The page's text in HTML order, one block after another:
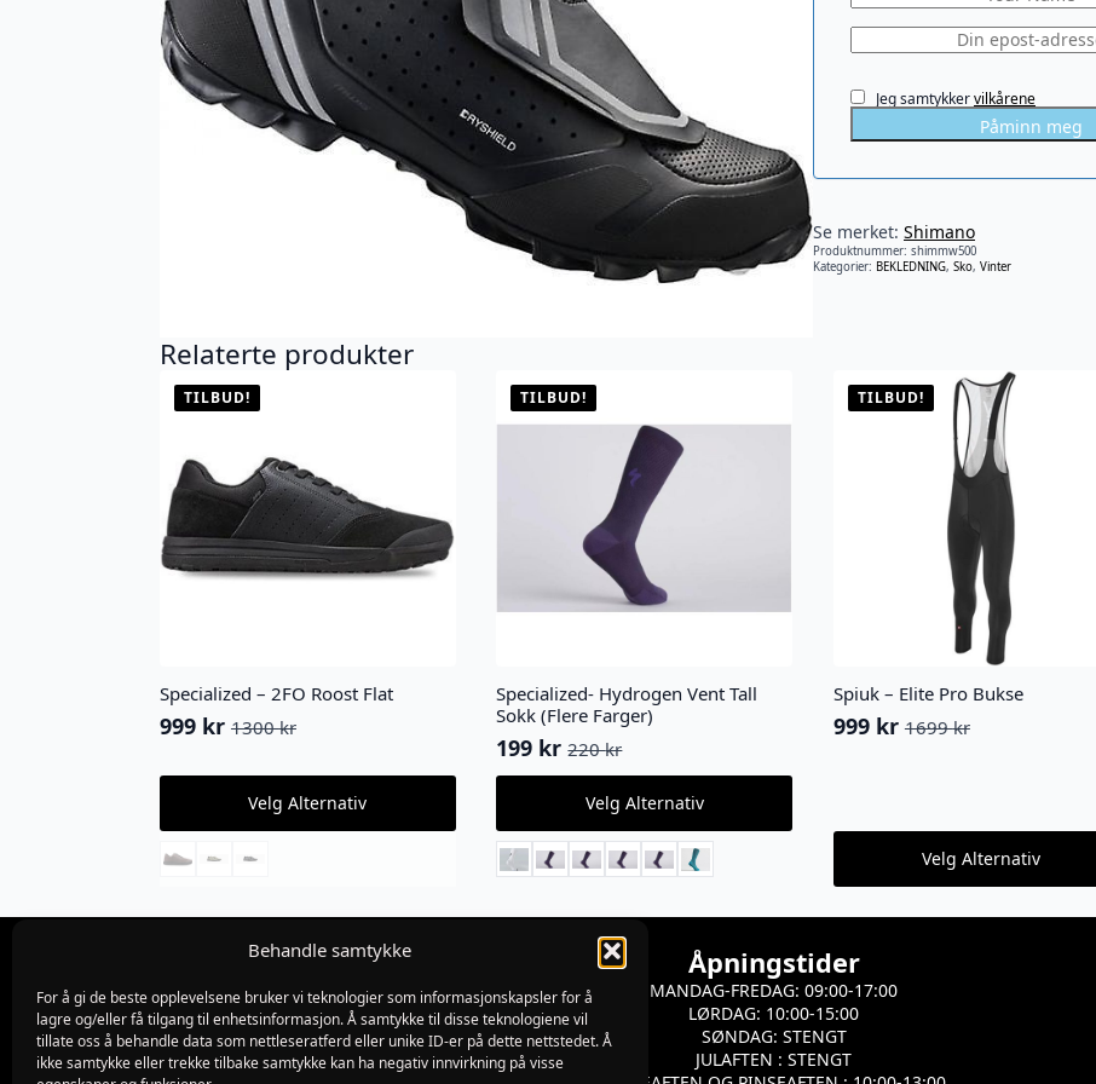
Behandle samtykke
For å gi de beste opplevelsene bruker vi teknologier som informasjonskapsler for å
lagre og/eller få tilgang til enhetsinformasjon. Å samtykke til disse teknologiene vil
tillate oss å behandle data som nettleseratferd eller unike ID-er på dette nettstedet. Å
ikke samtykke eller trekke tilbake samtykke kan ha negativ innvirkning på visse
Jeg samtykkervilkårene
Påminn meg
Se merket: Shimano
Produktnummer: shimmw500
Kategorier: BEKLEDNING, Sko, Vinter
Relaterte produkter
TILBUD!
Specialized – 2FO Roost Flat
1300kr
Opprinnelig
var:
999 kr
Nåværende
er:
Velg Alternativ
har
flere
kan
produktsiden
TILBUD!
Specialized- Hydrogen Vent Tall
Sokk (Flere Farger)
220kr
Opprinnelig
pris
220 kr.
199 kr
Nåværende
pris
199 kr.
Velg Alternativ
har
flere
varianter.
kan
produktsiden
TILBUD!
Spiuk – Elite Pro Bukse
1699kr
Opprinnelig
999 kr
Nåværende
Velg Alternativ
har
Alternativene
kan
velges
på
produktsiden
Org.nr 982775019
Blødekjær 26
4838 arendal
tlf 37 02 39 60
Åpningstider
MANDAG-FREDAG: 09:00-17:00
LØRDAG: 10:00-15:00
SØNDAG: STENGT
JULAFTEN : STENGT